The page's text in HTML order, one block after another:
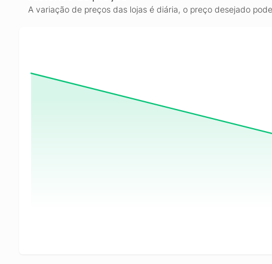
A variação de preços das lojas é diária, o preço desejado